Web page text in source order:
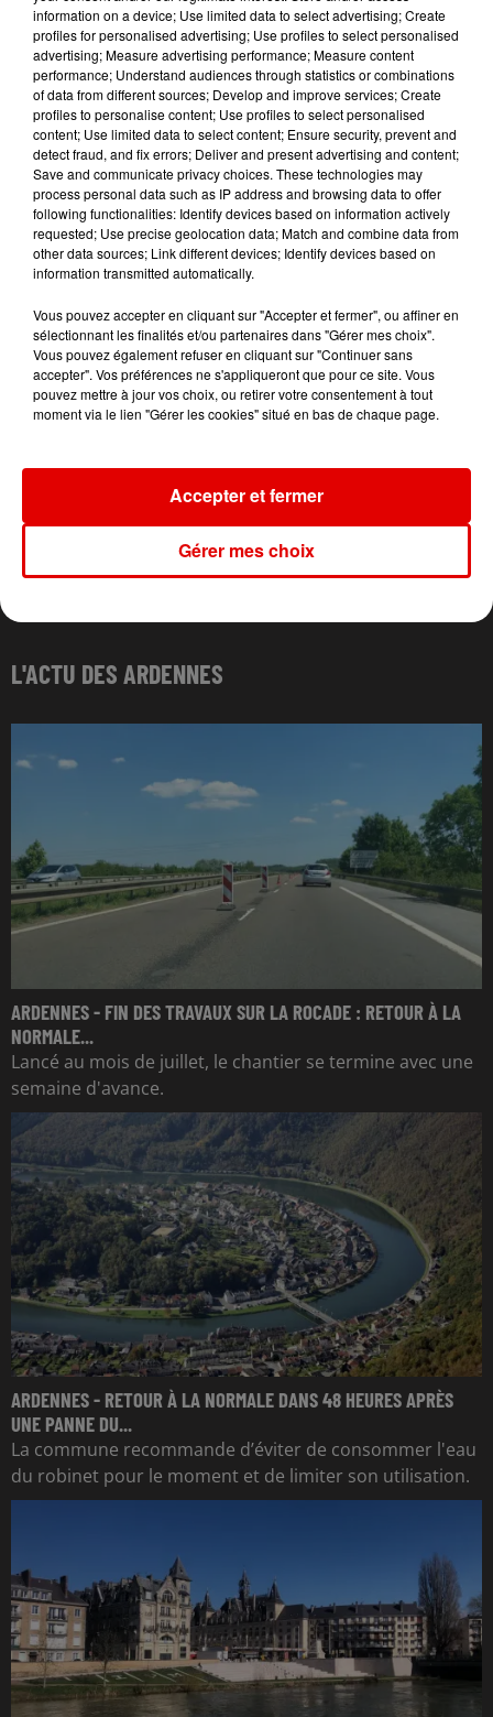
3h51
3h51
TAYC
Girlfriend
3h47
3h47
CE CE PENISTON
Finally
3h43
3h43
LEWIS CAPALDI
Almost
L'ACTU DES ARDENNES
ARDENNES - FIN DES TRAVAUX SUR LA ROCADE : RETOUR À LA
NORMALE...
Lancé au mois de juillet, le chantier se termine avec une
semaine d'avance.
ARDENNES - RETOUR À LA NORMALE DANS 48 HEURES APRÈS
UNE PANNE DU...
La commune recommande d’éviter de consommer l'eau
du robinet pour le moment et de limiter son utilisation.
information on a device; Use limited data to select advertising; Create
profiles for personalised advertising; Use profiles to select personalised
advertising; Measure advertising performance; Measure content
performance; Understand audiences through statistics or combinations
of data from different sources; Develop and improve services; Create
profiles to personalise content; Use profiles to select personalised
content; Use limited data to select content; Ensure security, prevent and
detect fraud, and fix errors; Deliver and present advertising and content;
Save and communicate privacy choices. These technologies may
process personal data such as IP address and browsing data to offer
following functionalities: Identify devices based on information actively
requested; Use precise geolocation data; Match and combine data from
other data sources; Link different devices; Identify devices based on
information transmitted automatically.
Vous pouvez accepter en cliquant sur "Accepter et fermer", ou affiner en
sélectionnant les finalités et/ou partenaires dans "Gérer mes choix".
Vous pouvez également refuser en cliquant sur "Continuer sans
accepter". Vos préférences ne s'appliqueront que pour ce site. Vous
pouvez mettre à jour vos choix, ou retirer votre consentement à tout
moment via le lien "Gérer les cookies" situé en bas de chaque page.
Gérer mes choix
Accepter et fermer